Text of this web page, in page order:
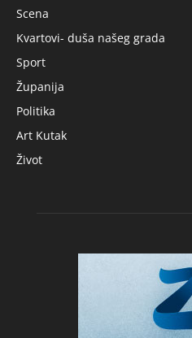
Scena
Kvartovi- duša našeg grada
Sport
Županija
Politika
Art Kutak
Život